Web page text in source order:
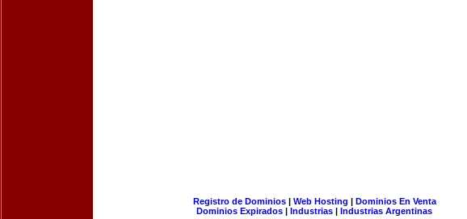
Registro de Dominios| Web Hosting | Dominios En Venta
Dominios Expirados | Industrias | Industrias Argentinas